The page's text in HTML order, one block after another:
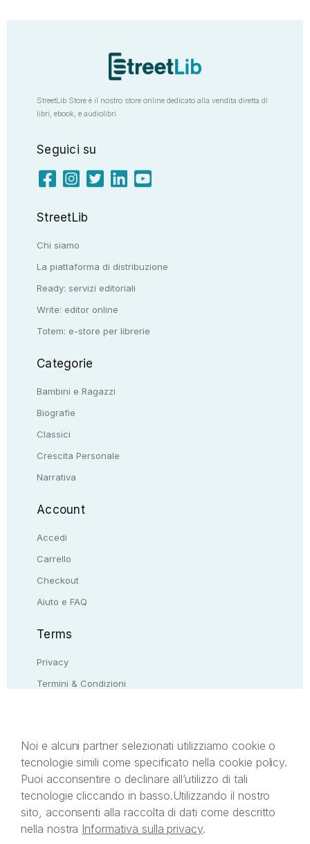
StreetLib Store è il nostro store online dedicato alla vendita diretta di
libri, ebook, e audiolibri
Seguici su
StreetLib
Chi siamo
La piattaforma di distribuzione
Ready: servizi editoriali
Write: editor online
Totem: e-store per librerie
Categorie
Bambini e Ragazzi
Biografie
Classici
Crescita Personale
Narrativa
Account
Accedi
Carrello
Checkout
Aiuto e FAQ
Terms
Privacy
Termini & Condizioni
Il presente sito web è di proprietà di StreetLib S.r.l.
C.F. e P.IVA 05338720963. StreetLib S.r.l. è
titolare di tutti i diritti di proprietà intellettuale
afferenti ai marchi, loghi e segni distintivi presenti
sul sito web. Si invita l’utente a prendere visione
Noi e alcuni partner selezionati utilizziamo cookie o
tecnologie simili come specificato nella cookie policy.
Puoi acconsentire o declinare all’utilizzo di tali
tecnologie cliccando in basso.Utilizzando il nostro
sito, acconsenti alla raccolta di dati come descritto
nella nostra Informativa sulla privacy.